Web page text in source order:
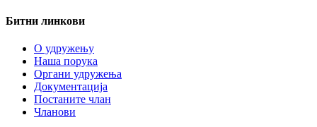
Битни линкови
O удружењу
Наша порука
Органи удружења
Документација
Постаните члан
Чланови